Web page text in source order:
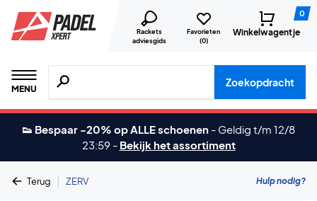
Rackets
adviesgids
Favorieten
(0)
0
Winkelwagentje
MENU
Zoeken naar producten, merken etc.
Zoekopdracht
👟 Bespaar -20% op ALLE schoenen - Geldig t/m 12/8
23:59 - Bekijk het assortiment
Terug | ZERV Hulp nodig?